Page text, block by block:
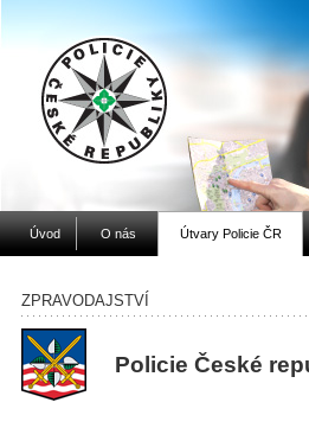
Úvod O nás Útvary Policie ČR
ZPRAVODAJSTVÍ
Policie České